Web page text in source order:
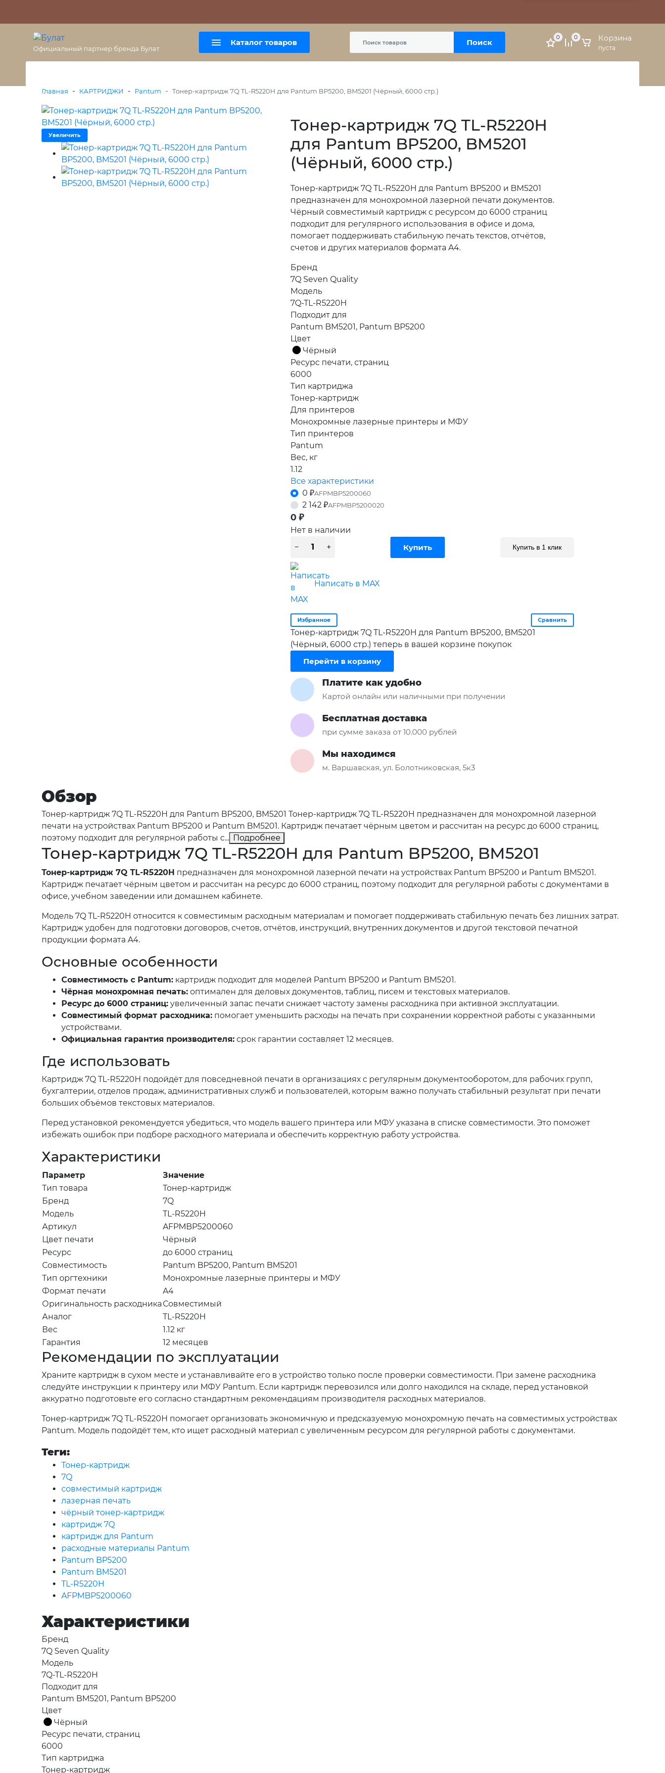
+7 (495) 477-56-25
Личный кабинет
Официальный партнер бренда Булат
Каталог товаров Поиск
0 0 Корзина
пуста
Главная - КАРТРИДЖИ - Pantum - Тонер-картридж 7Q TL-R5220H для Pantum BP5200, BM5201 (Чёрный, 6000 стр.)
Увеличить
Тонер-картридж 7Q TL-R5220H
для Pantum BP5200, BM5201
(Чёрный, 6000 стр.)
Тонер-картридж 7Q TL-R5220H для Pantum BP5200 и BM5201
предназначен для монохромной лазерной печати документов.
Чёрный совместимый картридж с ресурсом до 6000 страниц
подходит для регулярного использования в офисе и дома,
помогает поддерживать стабильную печать текстов, отчётов,
счетов и других материалов формата A4.
Бренд
7Q Seven Quality
Модель
7Q-TL-R5220H
Подходит для
Pantum BM5201, Pantum BP5200
Цвет
Чёрный
Ресурс печати, страниц
6000
Тип картриджа
Тонер-картридж
Для принтеров
Монохромные лазерные принтеры и МФУ
Тип принтеров
Pantum
Вес, кг
1.12
Все характеристики
0 ₽AFPMBP5200060
2 142 ₽AFPMBP5200020
0 ₽
Нет в наличии
Купить в 1 клик
Написать в MAX
Избранное Сравнить
Тонер-картридж 7Q TL-R5220H для Pantum BP5200, BM5201
(Чёрный, 6000 стр.) теперь в вашей корзине покупок
Перейти в корзину
Платите как удобно
Картой онлайн или наличными при получении
Бесплатная доставка
при сумме заказа от 10.000 рублей
Мы находимся
м. Варшавская, ул. Болотниковская, 5к3
Обзор
Тонер-картридж 7Q TL-R5220H для Pantum BP5200, BM5201 Тонер-картридж 7Q TL-R5220H предназначен для монохромной лазерной
печати на устройствах Pantum BP5200 и Pantum BM5201. Картридж печатает чёрным цветом и рассчитан на ресурс до 6000 страниц,
поэтому подходит для регулярной работы с... Подробнее
Тонер-картридж 7Q TL-R5220H для Pantum BP5200, BM5201
Тонер-картридж 7Q TL-R5220H предназначен для монохромной лазерной печати на устройствах Pantum BP5200 и Pantum BM5201.
Картридж печатает чёрным цветом и рассчитан на ресурс до 6000 страниц, поэтому подходит для регулярной работы с документами в
офисе, учебном заведении или домашнем кабинете.
Модель 7Q TL-R5220H относится к совместимым расходным материалам и помогает поддерживать стабильную печать без лишних затрат.
Картридж удобен для подготовки договоров, счетов, отчётов, инструкций, внутренних документов и другой текстовой печатной
продукции формата A4.
Основные особенности
Совместимость с Pantum: картридж подходит для моделей Pantum BP5200 и Pantum BM5201.
Чёрная монохромная печать: оптимален для деловых документов, таблиц, писем и текстовых материалов.
Ресурс до 6000 страниц: увеличенный запас печати снижает частоту замены расходника при активной эксплуатации.
Совместимый формат расходника: помогает уменьшить расходы на печать при сохранении корректной работы с указанными
устройствами.
Официальная гарантия производителя: срок гарантии составляет 12 месяцев.
Где использовать
Картридж 7Q TL-R5220H подойдёт для повседневной печати в организациях с регулярным документооборотом, для рабочих групп,
бухгалтерии, отделов продаж, административных служб и пользователей, которым важно получать стабильный результат при печати
больших объёмов текстовых материалов.
Перед установкой рекомендуется убедиться, что модель вашего принтера или МФУ указана в списке совместимости. Это поможет
избежать ошибок при подборе расходного материала и обеспечить корректную работу устройства.
Характеристики
Параметр
Значение
Тип товара
Тонер-картридж
Бренд
7Q
Модель
TL-R5220H
Артикул
AFPMBP5200060
Цвет печати
Чёрный
Ресурс
до 6000 страниц
Совместимость
Pantum BP5200, Pantum BM5201
Тип оргтехники
Монохромные лазерные принтеры и МФУ
Формат печати
A4
Оригинальность расходника Совместимый
Аналог
TL-R5220H
Вес
1.12 кг
Гарантия
12 месяцев
Рекомендации по эксплуатации
Храните картридж в сухом месте и устанавливайте его в устройство только после проверки совместимости. При замене расходника
следуйте инструкции к принтеру или МФУ Pantum. Если картридж перевозился или долго находился на складе, перед установкой
аккуратно подготовьте его согласно стандартным рекомендациям производителя расходных материалов.
Тонер-картридж 7Q TL-R5220H помогает организовать экономичную и предсказуемую монохромную печать на совместимых устройствах
Pantum. Модель подойдёт тем, кто ищет расходный материал с увеличенным ресурсом для регулярной работы с документами.
Теги:
Тонер-картридж
7Q
совместимый картридж
лазерная печать
чёрный тонер-картридж
картридж 7Q
картридж для Pantum
расходные материалы Pantum
Pantum BP5200
Pantum BM5201
TL-R5220H
AFPMBP5200060
Характеристики
Бренд
7Q Seven Quality
Модель
7Q-TL-R5220H
Подходит для
Pantum BM5201, Pantum BP5200
Цвет
Чёрный
Ресурс печати, страниц
6000
Тип картриджа
Тонер-картридж